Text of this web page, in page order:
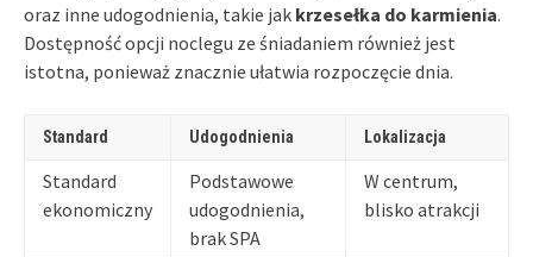
oraz inne udogodnienia, takie jak krzesełka do karmienia.
Dostępność opcji noclegu ze śniadaniem również jest
istotna, ponieważ znacznie ułatwia rozpoczęcie dnia.
Standard Udogodnienia Lokalizacja
Standard
ekonomiczny
Podstawowe
udogodnienia,
brak SPA
W centrum,
blisko atrakcji